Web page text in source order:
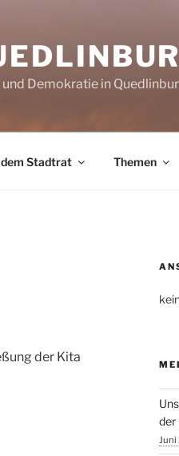
Demokratie in
dem Stadtrat Themen
der Kita
der
Juni